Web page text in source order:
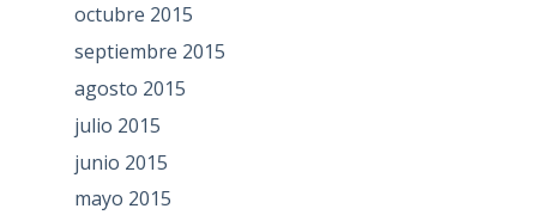
octubre 2015
septiembre 2015
agosto 2015
julio 2015
junio 2015
mayo 2015